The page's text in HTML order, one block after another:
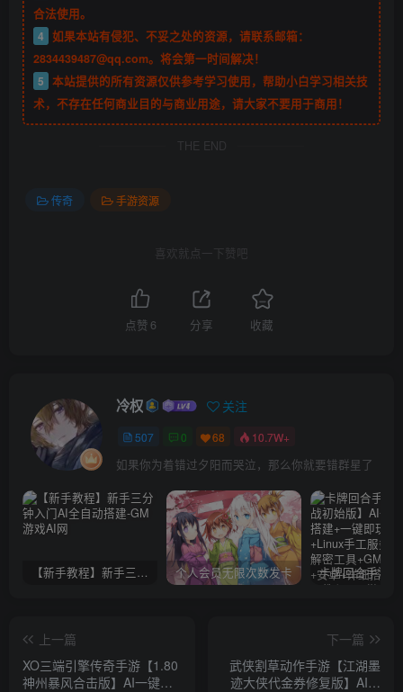
合法使用。
4 如果本站有侵犯、不妥之处的资源，请联系邮箱：
2834439487@qq.com。将会第一时间解决！
5 本站提供的所有资源仅供参考学习使用，帮助小白学习相关技
术，不存在任何商业目的与商业用途，请大家不要用于商用！
THE END
传奇 手游资源
喜欢就点一下赞吧
点赞 6 分享 收藏
冷权 关注
507 0 68 10.7W+
如果你为着错过夕阳而哭泣，那么你就要错群星了
【新手教程】新手三分钟入门AI全自动搭建 个人会员无限次数发卡
上一篇
XO三端引擎传奇手游【1.80
神州暴风合击版】AI一键全
下一篇
武侠割草动作手游【江湖墨
迹大侠代金券修复版】AI一